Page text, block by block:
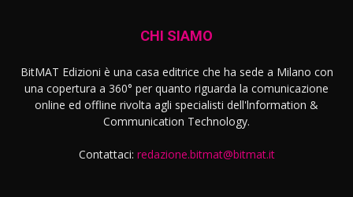
CHI SIAMO
BitMAT Edizioni è una casa editrice che ha sede a Milano con
una copertura a 360° per quanto riguarda la comunicazione
online ed offline rivolta agli specialisti dell'lnformation &
Communication Technology.
Contattaci: redazione.bitmat@bitmat.it